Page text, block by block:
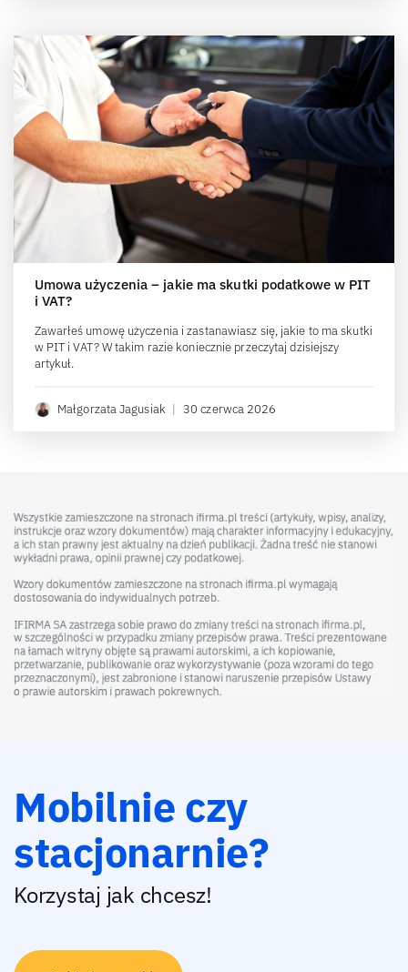
Umowa użyczenia – jakie ma skutki podatkowe w PIT
i VAT?
Zawarłeś umowę użyczenia i zastanawiasz się, jakie to ma skutki
w PIT i VAT? W takim razie koniecznie przeczytaj dzisiejszy
artykuł.
Małgorzata Jagusiak 30 czerwca 2026
Mobilnie czy
stacjonarnie?
Korzystaj jak chcesz!